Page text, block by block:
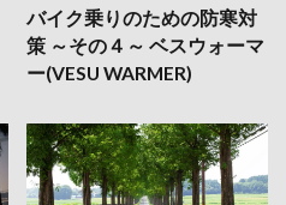
バイク乗りのための防寒対
策 ～その４～ ベスウォーマ
ー(VESU WARMER)